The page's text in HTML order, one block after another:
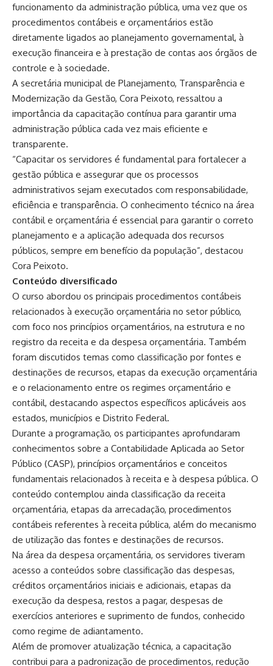
funcionamento da administração pública, uma vez que os
procedimentos contábeis e orçamentários estão
diretamente ligados ao planejamento governamental, à
execução financeira e à prestação de contas aos órgãos de
controle e à sociedade.
A secretária municipal de Planejamento, Transparência e
Modernização da Gestão, Cora Peixoto, ressaltou a
importância da capacitação contínua para garantir uma
administração pública cada vez mais eficiente e
transparente.
“Capacitar os servidores é fundamental para fortalecer a
gestão pública e assegurar que os processos
administrativos sejam executados com responsabilidade,
eficiência e transparência. O conhecimento técnico na área
contábil e orçamentária é essencial para garantir o correto
planejamento e a aplicação adequada dos recursos
públicos, sempre em benefício da população”, destacou
Cora Peixoto.
Conteúdo diversificado
O curso abordou os principais procedimentos contábeis
relacionados à execução orçamentária no setor público,
com foco nos princípios orçamentários, na estrutura e no
registro da receita e da despesa orçamentária. Também
foram discutidos temas como classificação por fontes e
destinações de recursos, etapas da execução orçamentária
e o relacionamento entre os regimes orçamentário e
contábil, destacando aspectos específicos aplicáveis aos
estados, municípios e Distrito Federal.
Durante a programação, os participantes aprofundaram
conhecimentos sobre a Contabilidade Aplicada ao Setor
Público (CASP), princípios orçamentários e conceitos
fundamentais relacionados à receita e à despesa pública. O
conteúdo contemplou ainda classificação da receita
orçamentária, etapas da arrecadação, procedimentos
contábeis referentes à receita pública, além do mecanismo
de utilização das fontes e destinações de recursos.
Na área da despesa orçamentária, os servidores tiveram
acesso a conteúdos sobre classificação das despesas,
créditos orçamentários iniciais e adicionais, etapas da
execução da despesa, restos a pagar, despesas de
exercícios anteriores e suprimento de fundos, conhecido
como regime de adiantamento.
Além de promover atualização técnica, a capacitação
contribui para a padronização de procedimentos, redução